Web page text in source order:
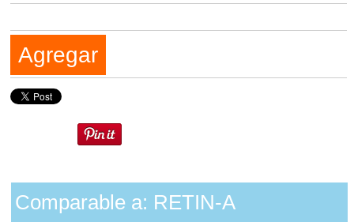
Agregar
Comparable a: RETIN-A